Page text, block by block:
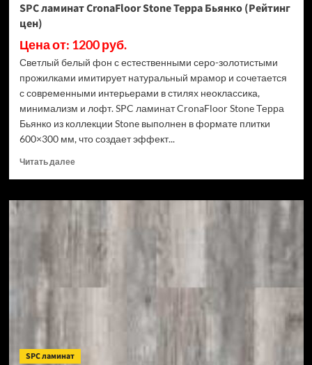
SPC ламинат CronaFloor Stone Терра Бьянко (Рейтинг
цен)
Цена от: 1200 руб.
Светлый белый фон с естественными серо-золотистыми
прожилками имитирует натуральный мрамор и сочетается
с современными интерьерами в стилях неоклассика,
минимализм и лофт. SPC ламинат CronaFloor Stone Терра
Бьянко из коллекции Stone выполнен в формате плитки
600×300 мм, что создает эффект...
Читать далееПрочитать
SPC
Терра
SPC ламинат